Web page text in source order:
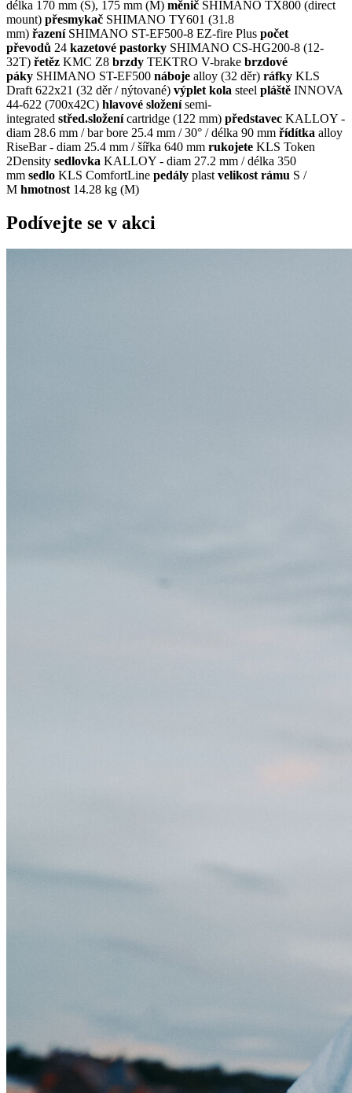
délka 170 mm (S), 175 mm (M) měnič SHIMANO TX800 (direct
mount) přesmykač SHIMANO TY601 (31.8
mm) řazeníSHIMANO ST-EF500-8 EZ-fire Plus počet
převodů 24 kazetové pastorky SHIMANO CS-HG200-8 (12-
32T) řetěz KMC Z8 brzdy TEKTRO V-brake brzdové
páky SHIMANO ST-EF500 náboje alloy (32 děr) ráfky KLS
Draft 622x21 (32 děr / nýtované) výplet kola steel pláště INNOVA
44-622 (700x42C) hlavové složenísemi-
integrated střed.složenícartridge (122 mm) představec KALLOY -
diam 28.6 mm / bar bore 25.4 mm / 30° / délka 90 mm řídítka alloy
RiseBar - diam 25.4 mm / šířka 640 mm rukojete KLS Token
2Density sedlovka KALLOY - diam 27.2 mm / délka 350
mm sedlo KLS ComfortLine pedály plast velikost rámu S /
M hmotnost 14.28 kg (M)
Podívejte se v akci